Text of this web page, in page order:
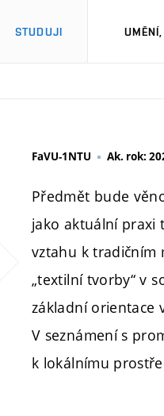
STUDUJI
FaVU-1NTU Ak. rok:
Předmět bude
jako aktuální praxi
vztahu k tradičním
„textilní tvorby“ v
základní orientace
V seznámení s
k lokálnímu